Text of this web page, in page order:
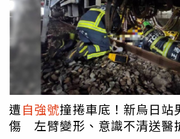
遭自強號撞捲車底！新烏日站
傷 左臂變形、意識不清送醫